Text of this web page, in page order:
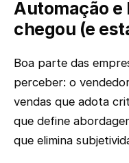
Automação e
chegou (e
Boa parte das
perceber: o
vendas que adota
que define
que elimina